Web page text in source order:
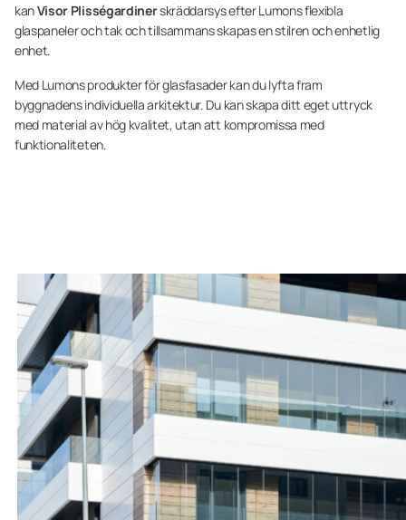
kanVisor Plisségardinerskräddarsys efter Lumons flexibla
glaspaneler och tak och tillsammans skapas en stilren och enhetlig
enhet.
Med Lumons produkter för glasfasader kan du lyfta fram
byggnadens individuella arkitektur. Du kan skapa ditt eget uttryck
med material av hög kvalitet, utan att kompromissa med
funktionaliteten.